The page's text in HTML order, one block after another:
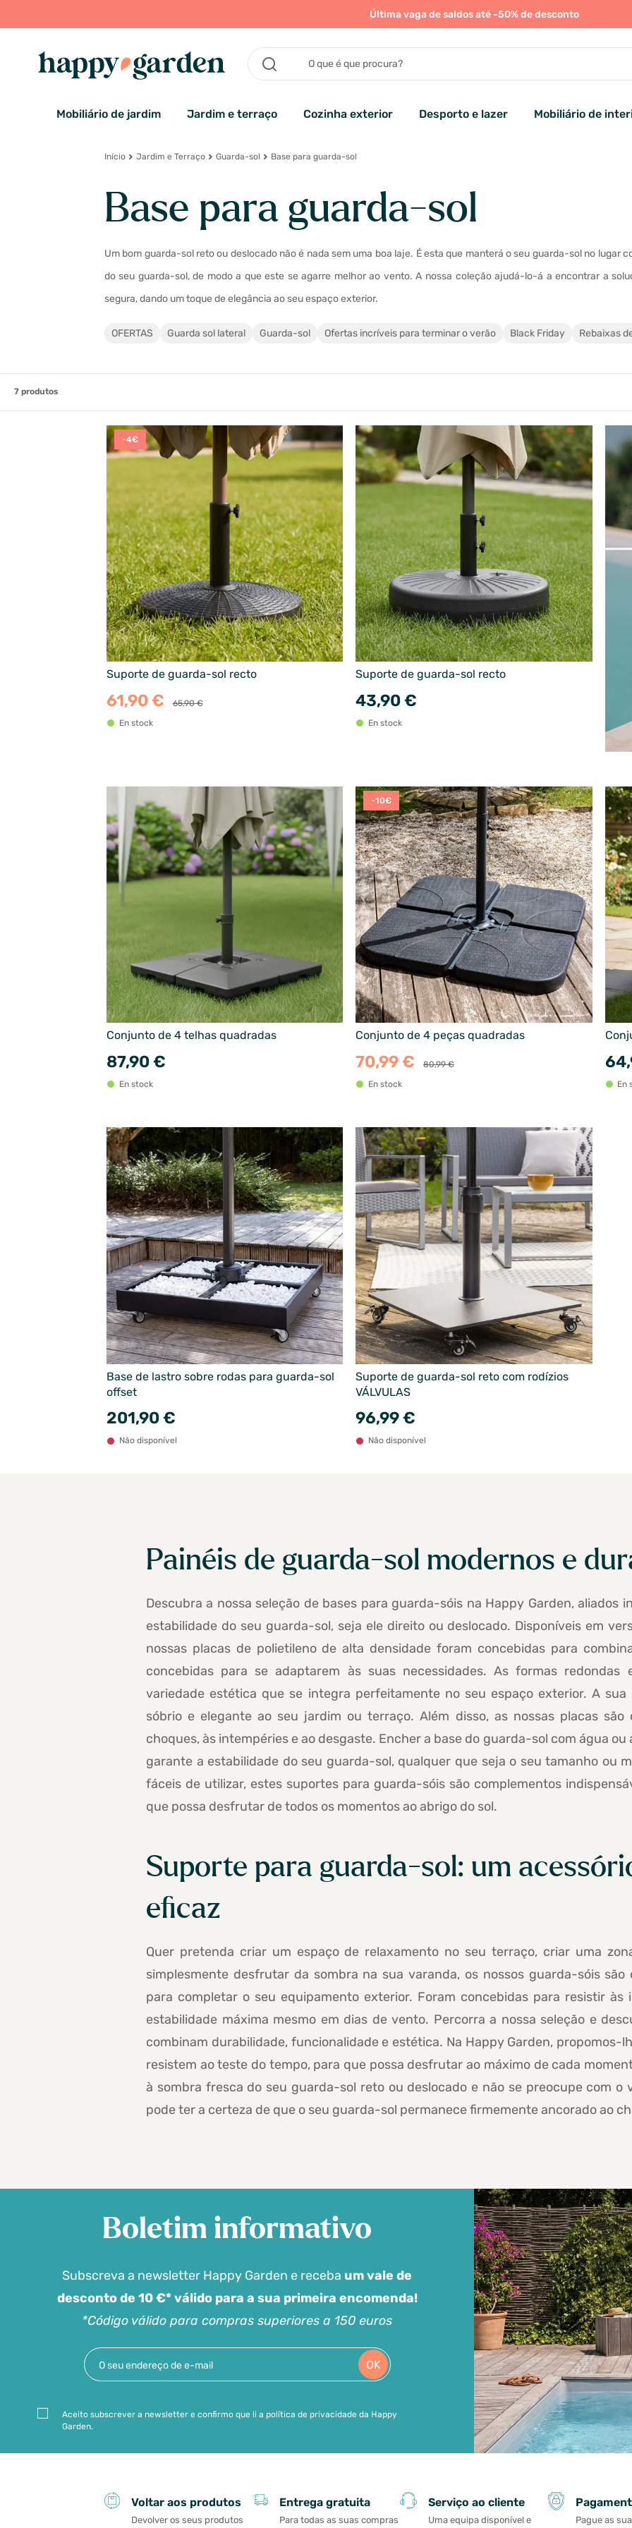
Última vaga de saldos até -50% de desconto
Mobiliário de jardim Jardim e terraço Cozinha exterior Desporto e lazer Mobiliário de
Início Jardim e Terraço Guarda-sol Base para guarda-sol
Base para guarda-sol
Um bom guarda-sol reto ou deslocado não é nada sem uma boa laje. É esta que manterá o seu guarda-sol no lugar
do seu guarda-sol, de modo a que este se agarre melhor ao vento. A nossa coleção ajudá-lo-á a encontrar a
segura, dando um toque de elegância ao seu espaço exterior.
OFERTAS Guarda sol lateral Guarda-sol Ofertas incríveis para terminar o verão Black Friday Rebaixas
7 produtos
-4€
Suporte de guarda-sol recto
61,90 €
65,90 €
En stock
Suporte de guarda-sol recto
43,90 €
En stock
Conjunto de 4 telhas quadradas
87,90 €
En stock
-10€
Conjunto de 4 peças quadradas
70,99 €
80,99 €
En stock
En
Base de lastro sobre rodas para guarda-sol
offset
201,90 €
Não disponível
Suporte de guarda-sol reto com rodízios
VÁLVULAS
96,99 €
Não disponível
Painéis de guarda-sol modernos e
Descubra a nossa seleção de bases para guarda-sóis na Happy Garden, aliados
estabilidade do seu guarda-sol, seja ele direito ou deslocado. Disponíveis em
nossas placas de polietileno de alta densidade foram concebidas para
concebidas para se adaptarem às suas necessidades. As formas redondas
variedade estética que se integra perfeitamente no seu espaço exterior. A
sóbrio e elegante ao seu jardim ou terraço. Além disso, as nossas placas são
choques, às intempéries e ao desgaste. Encher a base do guarda-sol com água
garante a estabilidade do seu guarda-sol, qualquer que seja o seu tamanho ou
fáceis de utilizar, estes suportes para guarda-sóis são complementos
que possa desfrutar de todos os momentos ao abrigo do sol.
Suporte para guarda-sol: um
eficaz
Quer pretenda criar um espaço de relaxamento no seu terraço, criar uma
simplesmente desfrutar da sombra na sua varanda, os nossos guarda-sóis são
para completar o seu equipamento exterior. Foram concebidas para resistir às
estabilidade máxima mesmo em dias de vento. Percorra a nossa seleção e
combinam durabilidade, funcionalidade e estética. Na Happy Garden, propomos-
resistem ao teste do tempo, para que possa desfrutar ao máximo de cada
à sombra fresca do seu guarda-sol reto ou deslocado e não se preocupe com o
pode ter a certeza de que o seu guarda-sol permanece firmemente ancorado ao
Boletim informativo
Subscreva a newsletter Happy Garden e receba um vale de
desconto de 10 €* válido para a sua primeira encomenda!
*Código válido para compras superiores a 150 euros
OK
Aceito subscrever a newsletter e confirmo que li a política de privacidade da Happy
Garden.
Voltar aos produtos
Devolver os seus produtos
Entrega gratuita
Para todas as suas compras
Serviço ao cliente
Uma equipa disponível e
Pague as